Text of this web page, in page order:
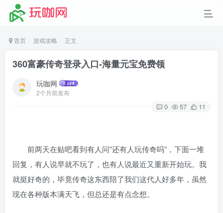
首页 游戏攻略 正文
360富豪传奇登录入口-海量元宝免费领
玩咖网
2个月前发布
0 57 11
前两天在贴吧看到有人问”还有人玩传奇吗”，下面一堆
回复，有人说早就不玩了，也有人说最近又重新开始玩。我
就挺好奇的，毕竟传奇这东西陪了我们这代人好多年，虽然
现在各种版本满天飞，但总还是有点念想。